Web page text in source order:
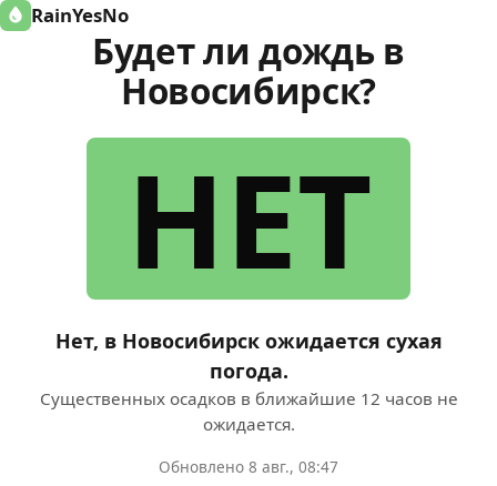
RainYesNo
Будет ли дождь в
Новосибирск?
НЕТ
Нет, в Новосибирск ожидается сухая
погода.
Существенных осадков в ближайшие 12 часов не
ожидается.
Обновлено 8 авг., 08:47